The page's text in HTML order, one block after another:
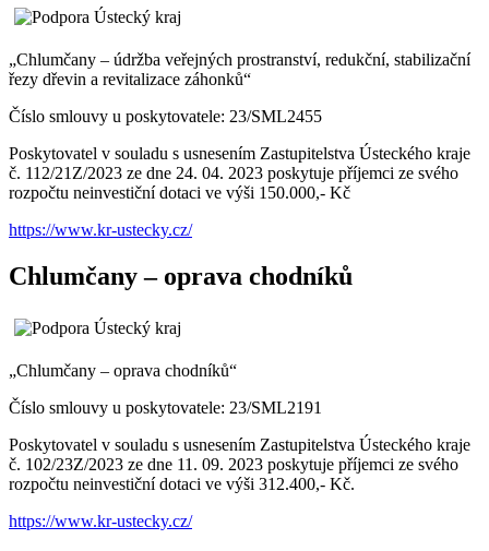
„Chlumčany – údržba veřejných prostranství, redukční, stabilizační
řezy dřevin a revitalizace záhonků“
Číslo smlouvy u poskytovatele: 23/SML2455
Poskytovatel v souladu s usnesením Zastupitelstva Ústeckého kraje
č. 112/21Z/2023 ze dne 24. 04. 2023 poskytuje příjemci ze svého
rozpočtu neinvestiční dotaci ve výši 150.000,- Kč
https://www.kr-ustecky.cz/
Chlumčany – oprava chodníků
„Chlumčany – oprava chodníků“
Číslo smlouvy u poskytovatele: 23/SML2191
Poskytovatel v souladu s usnesením Zastupitelstva Ústeckého kraje
č. 102/23Z/2023 ze dne 11. 09. 2023 poskytuje příjemci ze svého
rozpočtu neinvestiční dotaci ve výši 312.400,- Kč.
https://www.kr-ustecky.cz/